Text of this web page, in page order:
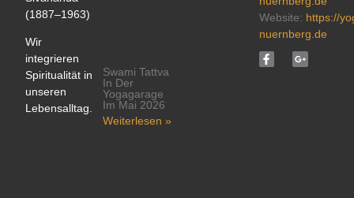
(1887–1963)
Wir
integrieren
Spiritualität in
unseren
Lebensalltag.
Swami Tattva
In Der
Yogagarage
Im Mai 2026
Weiterlesen »
Website: https://
nuernberg.de